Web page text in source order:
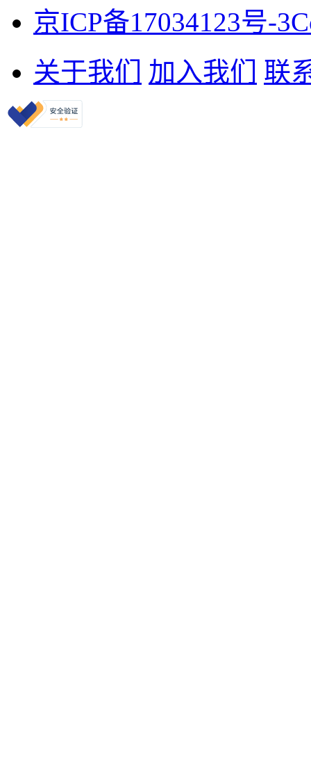
京ICP备17034123号-3
关于我们
加入我们 联